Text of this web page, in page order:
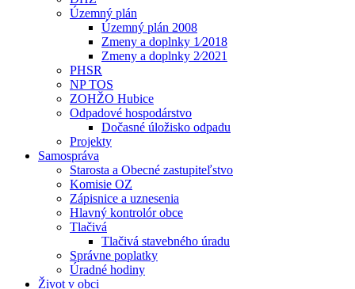
Územný plán
Územný plán 2008
Zmeny a doplnky 1⁄2018
Zmeny a doplnky 2⁄2021
PHSR
NP TOS
ZOHŽO Hubice
Odpadové hospodárstvo
Dočasné úložisko odpadu
Projekty
Samospráva
Starosta a Obecné zastupiteľstvo
Komisie OZ
Zápisnice a uznesenia
Hlavný kontrolór obce
Tlačivá
Tlačivá stavebného úradu
Správne poplatky
Úradné hodiny
Život v obci